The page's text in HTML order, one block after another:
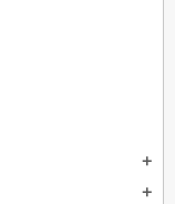
add
add